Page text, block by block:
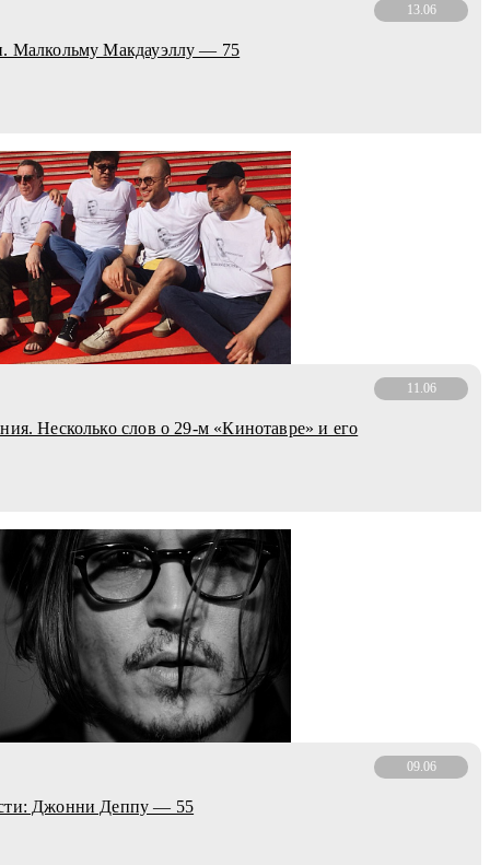
13.06
Малкольму Макдауэллу — 75
11.06
Несколько слов о 29-м «Кинотавре» и его
09.06
Джонни Деппу — 55